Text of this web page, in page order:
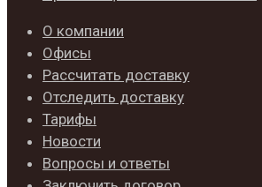
О компании
Офисы
Рассчитать доставку
Отследить доставку
Тарифы
Новости
Вопросы и ответы